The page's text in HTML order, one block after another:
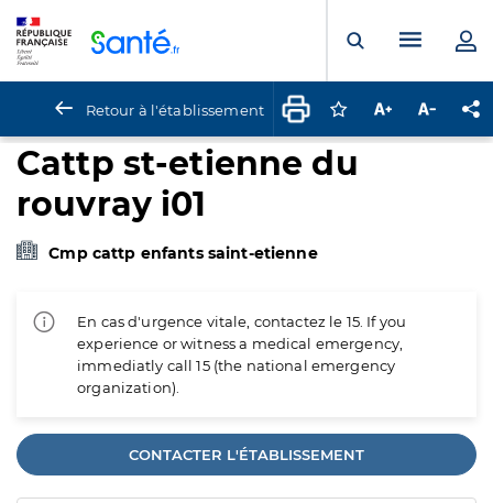
Ouvrir laMenu
Retour à l'établissement Connectez-vous
Augmenter la
Cattp st-etienne du
rouvray i01
Cmp cattp enfants saint-etienne
En cas d'urgence vitale, contactez le 15. If you
experience or witness a medical emergency,
immediatly call 15 (the national emergency
organization).
CONTACTER L'ÉTABLISSEMENT